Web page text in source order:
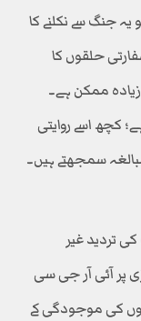
یہ جنگ سے نکلنے کا
حلقوں کا
ممکن ہے۔
کچھ اسے روایتی
سمجھتے ہیں۔
تردید غیر
پر آئی آر جی سی
کی موجودگی کے